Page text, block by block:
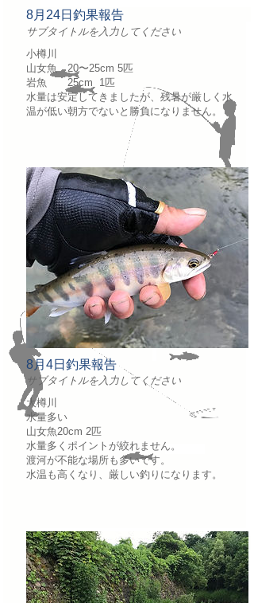
8月24日釣果報告
サブタイトルを入力してください
小樽川
山女魚 20〜25cm 5匹
岩魚 25cm 1匹
水量は安定してきましたが、残暑が厳しく水
温が低い朝方でないと勝負になりません。
8月4日釣果報告
サブタイトルを入力してください
大樽川
水量多い
山女魚20cm 2匹
水量多くポイントが絞れません。
渡河が不能な場所も多いです。
水温も高くなり、厳しい釣りになります。